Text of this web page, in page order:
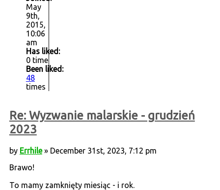
May
9th,
2015,
10:06
am
Has liked:
0 time
Been liked:
48
times
Re: Wyzwanie malarskie - grudzień
2023
by Errhile» December 31st, 2023, 7:12 pm
Brawo!
To mamy zamknięty miesiąc - i rok.